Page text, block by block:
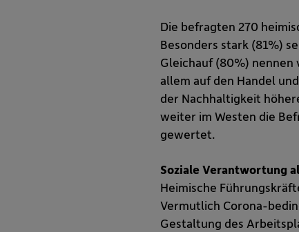
Die befragten 270
Besonders stark (81%)
Gleichauf (80%)
allem auf den Handel
der Nachhaltigkeit
weiter im Westen die
gewertet.
Soziale Verantwortung
Heimische
Vermutlich Corona-
Gestaltung des